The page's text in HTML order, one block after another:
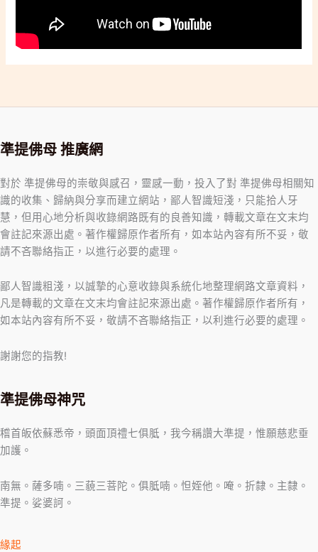
準提佛母 推廣網
對於 準提佛母的崇敬與感召，靈感一動，投入了對 準提佛母相關知
識的收集、歸納與分享而建立網站，鄙人智識短淺，只能拾人牙
慧，但用心地分析與收錄網路既有的良善知識，轉載文章在文末均
會註記來源出處。著作權歸原作者所有，如本站內容有所不妥，敬
請不吝聯絡指正，以進行必要的處理。
鄙人智識粗淺，以誠摯的心意收錄與系統化地整理網路文章資料，
凡是轉載的文章在文末均會註記來源出處。著作權歸原作者所有，
如本站內容有所不妥，敬請不吝聯絡指正，以利進行必要的處理。
謝謝您的指教!
準提佛母神咒
稽首皈依蘇悉帝，頭面頂禮七俱胝，我今稱讚大準提，惟願慈悲垂
加護。
南無。薩多喃。三藐三菩陀。俱胝喃。怛姪他。唵。折隸。主隸。
準提。娑婆訶。
緣起